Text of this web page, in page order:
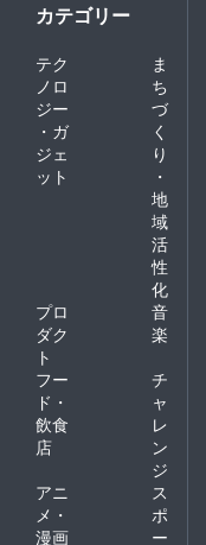
カテゴリー
テク
ノロ
ジー
・ガ
ジェ
ット
ま
ち
づ
く
り
・
地
域
活
性
化
プロ
ダク
ト
音
楽
フー
ド・
飲食
店
チ
ャ
レ
ン
ジ
アニ
メ・
漫画
ス
ポ
ー